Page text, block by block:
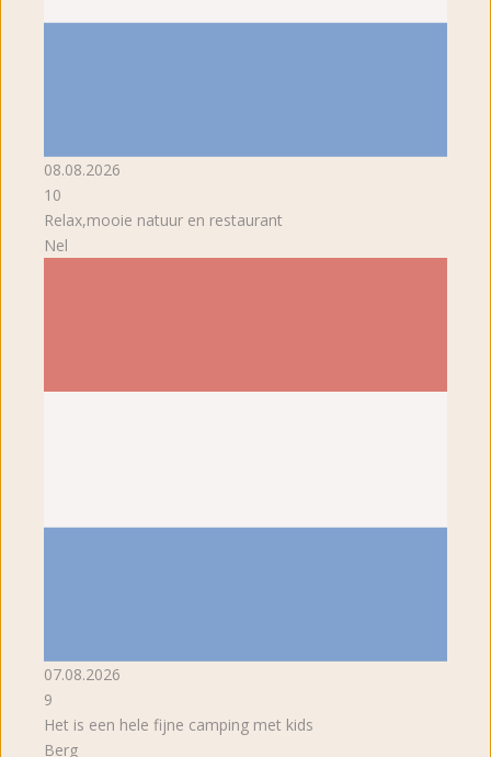
08.08.2026
10
Relax,mooie natuur en restaurant
Nel
07.08.2026
9
Het is een hele fijne camping met kids
Berg